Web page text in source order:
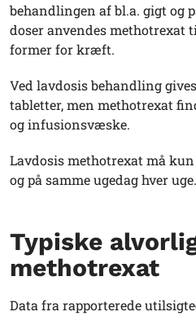
behandlingen af bl.a. gigt og
doser anvendes methotrexat
former for kræft.
Ved lavdosis behandling
tabletter, men methotrexat
og infusionsvæske.
Lavdosis methotrexat må
og på samme ugedag hver uge.
Typiske
methotrexat
Data fra rapporterede